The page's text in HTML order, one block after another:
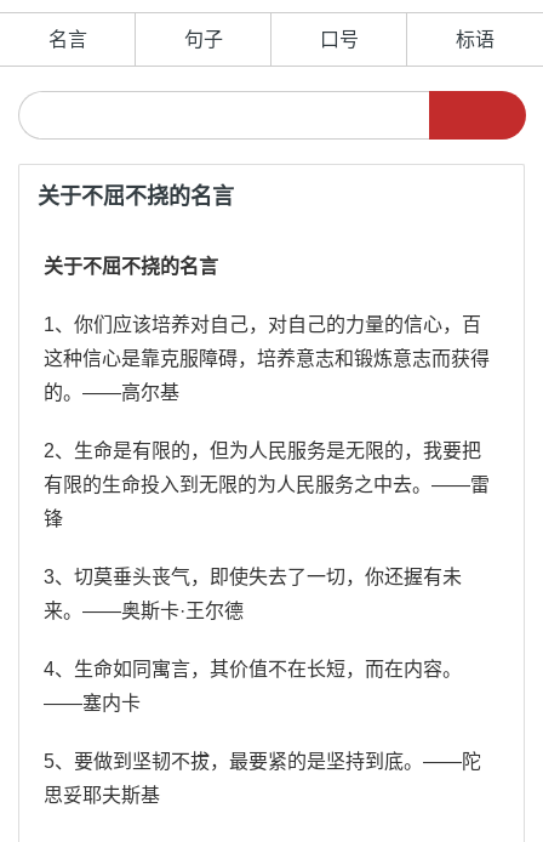
名言 句子 口号 标语
关于不屈不挠的名言
关于不屈不挠的名言
1、你们应该培养对自己，对自己的力量的信心，百
这种信心是靠克服障碍，培养意志和锻炼意志而获得
的。——高尔基
2、生命是有限的，但为人民服务是无限的，我要把
有限的生命投入到无限的为人民服务之中去。——雷
锋
3、切莫垂头丧气，即使失去了一切，你还握有未
来。——奥斯卡·王尔德
4、生命如同寓言，其价值不在长短，而在内容。
——塞内卡
5、要做到坚韧不拔，最要紧的是坚持到底。——陀
思妥耶夫斯基